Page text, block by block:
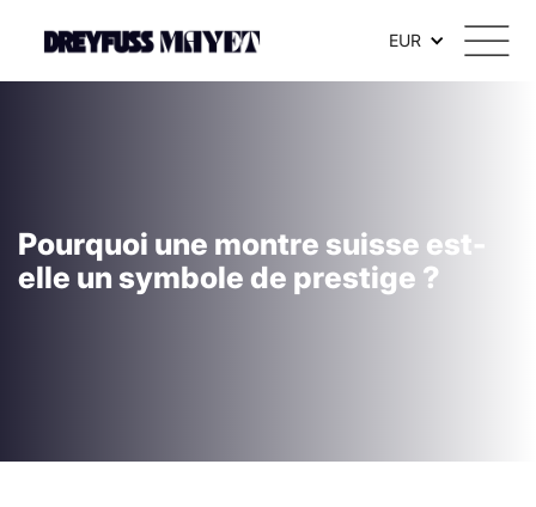
EUR
Pourquoi une montre suisse est-
elle un symbole de prestige ?